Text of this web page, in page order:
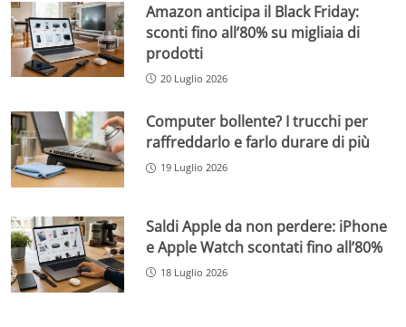
Amazon anticipa il Black Friday:
sconti fino all’80% su migliaia di
prodotti
20 Luglio 2026
Computer bollente? I trucchi per
raffreddarlo e farlo durare di più
19 Luglio 2026
Saldi Apple da non perdere: iPhone
e Apple Watch scontati fino all’80%
18 Luglio 2026